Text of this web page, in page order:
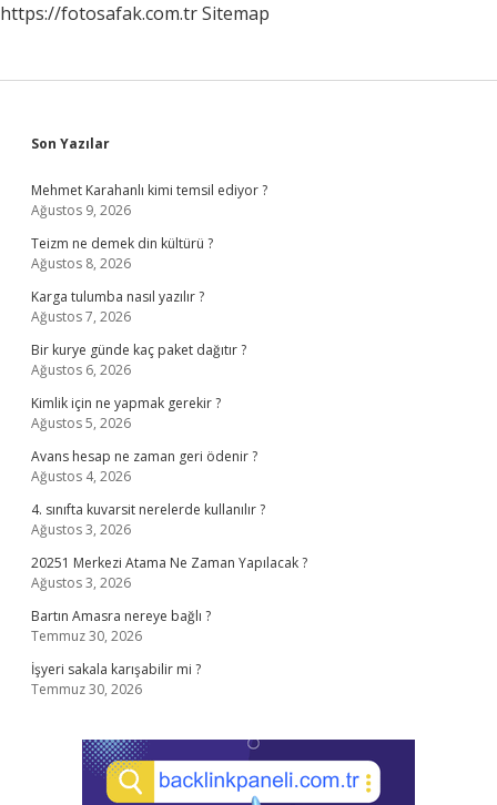
https://fotosafak.com.trSitemap
Sidebar
Son Yazılar
Mehmet Karahanlı kimi temsil ediyor ?
Ağustos 9, 2026
Teizm ne demek din kültürü ?
Ağustos 8, 2026
Karga tulumba nasıl yazılır ?
Ağustos 7, 2026
Bir kurye günde kaç paket dağıtır ?
Ağustos 6, 2026
Kimlik için ne yapmak gerekir ?
Ağustos 5, 2026
Avans hesap ne zaman geri ödenir ?
Ağustos 4, 2026
4. sınıfta kuvarsit nerelerde kullanılır ?
Ağustos 3, 2026
20251 Merkezi Atama Ne Zaman Yapılacak ?
Ağustos 3, 2026
Bartın Amasra nereye bağlı ?
Temmuz 30, 2026
İşyeri sakala karışabilir mi ?
Temmuz 30, 2026